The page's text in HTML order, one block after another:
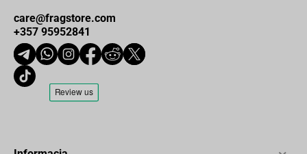
care@fragstore.com
+357 95952841